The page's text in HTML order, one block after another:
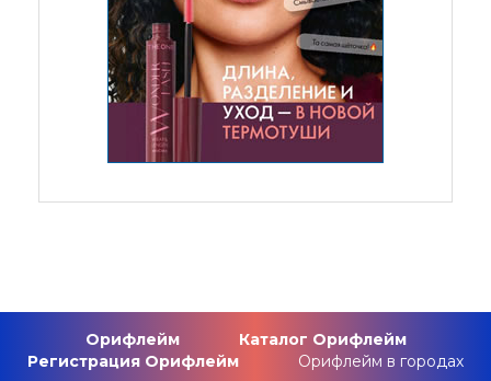
Орифлейм
Каталог Орифлейм
Регистрация Орифлейм
Орифлейм в городах